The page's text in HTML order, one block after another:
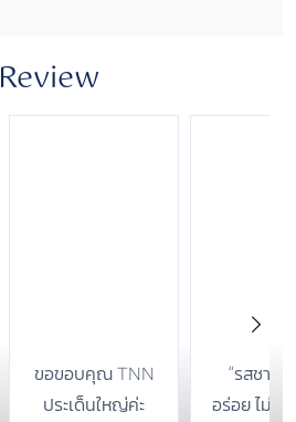
Review
ขอขอบคุณ TNN
ประเด็นใหญ่ค่ะ
“รสชาติรัง
อร่อย ไม่หวา